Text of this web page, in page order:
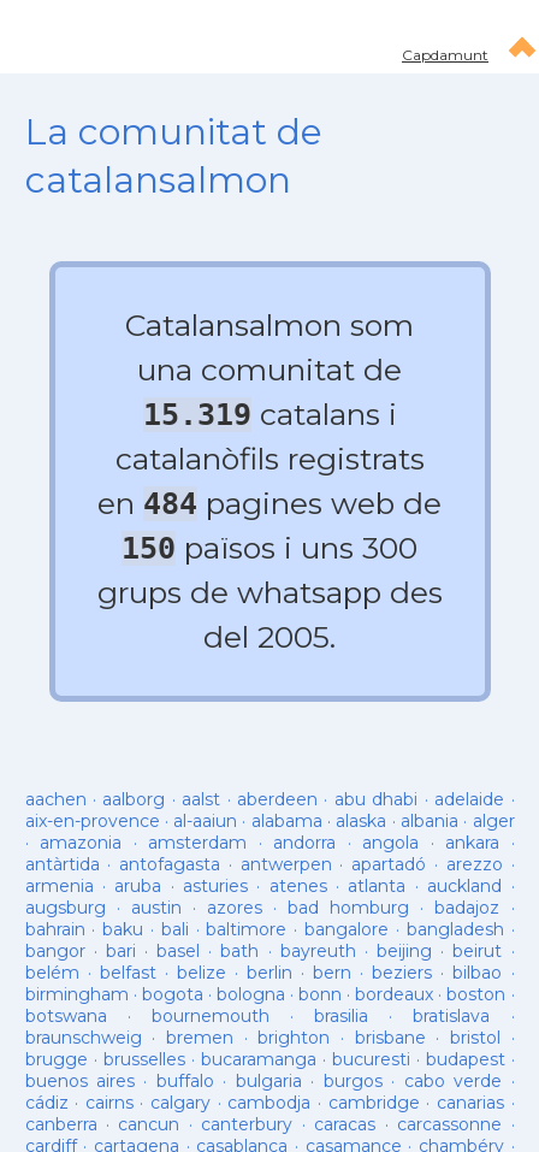
Capdamunt
La comunitat de
catalansalmon
Catalansalmon som
una comunitat de
15.319 catalans i
catalanòfils registrats
en 484 pagines web de
150 països i uns 300
grups de whatsapp des
del 2005.
aachen · aalborg · aalst · aberdeen · abu dhabi · adelaide ·
aix-en-provence · al-aaiun · alabama · alaska · albania · alger
· amazonia · amsterdam · andorra · angola · ankara ·
antàrtida · antofagasta · antwerpen · apartadó · arezzo ·
armenia · aruba · asturies· atenes· atlanta · auckland ·
augsburg · austin · azores·bad homburg ·badajoz ·
bahrain ·baku · bali ·baltimore ·bangalore · bangladesh ·
bangor· bari ·basel ·bath · bayreuth ·beijing ·beirut ·
belém · belfast· belize · berlin ·bern ·beziers ·bilbao ·
birmingham · bogota · bologna ·bonn ·bordeaux ·boston ·
botswana · bournemouth ·brasilia ·bratislava ·
braunschweig · bremen ·brighton · brisbane · bristol ·
brugge · brusselles· bucaramanga · bucuresti · budapest·
buenos aires· buffalo · bulgaria · burgos· cabo verde ·
cádiz · cairns· calgary · cambodja · cambridge · canarias·
canberra · cancun · canterbury · caracas · carcassonne ·
cardiff· cartagena · casablanca · casamance · chambéry·